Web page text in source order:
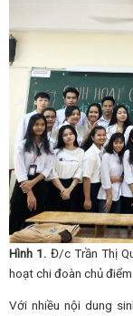
Hình 1. Đ/c Trần Thị
hoạt chi đoàn chủ điểm
Với nhiều nội dung